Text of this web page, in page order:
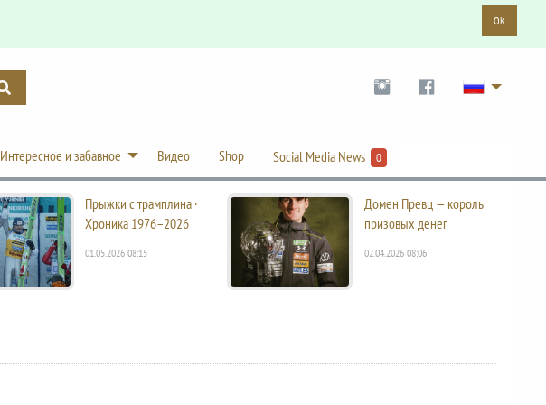
OK
Интересное и забавное Видео Shop Social Media News 0
Прыжки с трамплина ·
Хроника 1976–2026
01.05.2026 08:15
Домен Превц — король
призовых денег
02.04.2026 08:06